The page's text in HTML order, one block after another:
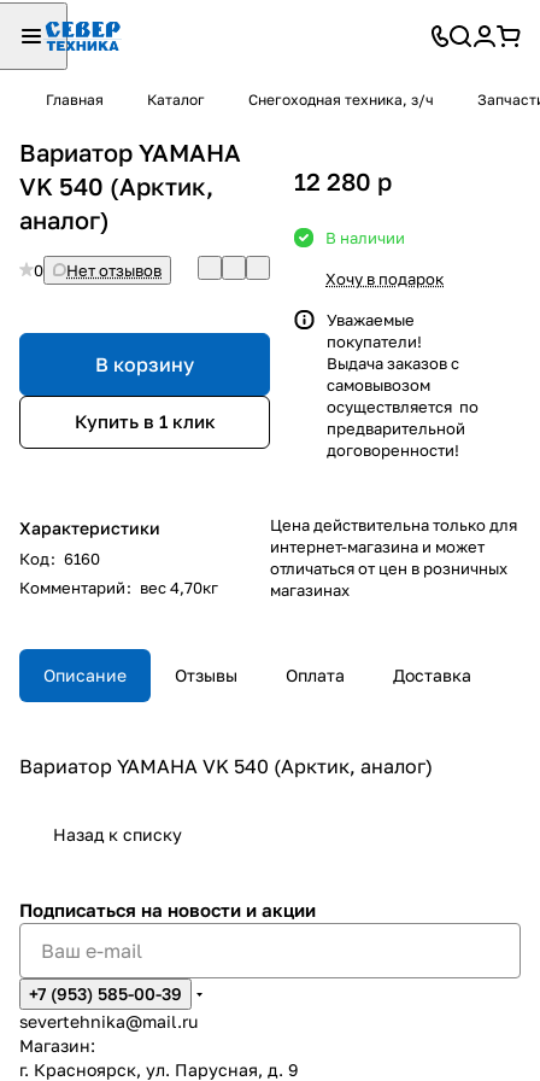
Главная Каталог Снегоходная техника, з/ч
Вариатор YAMAHA
VK 540 (Арктик,
аналог)
0 Нет отзывов
В корзину
Купить в 1 клик
Характеристики
Код: 6160
Комментарий: вес 4,70кг
12 280 p
В наличии
Хочу в подарок
Уважаемые
покупатели!
Выдача заказов с
самовывозом
осуществляется по
предварительной
договоренности!
Цена действительна только для
интернет-магазина и может
отличаться от цен в розничных
магазинах
Описание Отзывы Оплата Доставка
Вариатор YAMAHA VK 540 (Арктик, аналог)
Назад к списку
Подписаться на новости и акции
+7 (953) 585-00-39
severtehnika@mail.ru
Магазин:
г. Красноярск, ул. Парусная, д. 9